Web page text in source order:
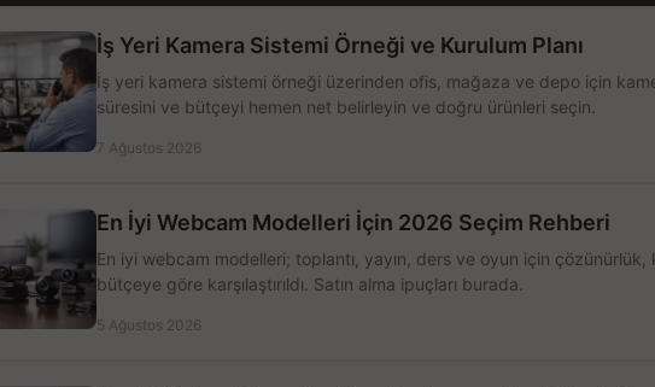
İş Yeri Kamera Sistemi Örneği ve Kurulum Planı
İş yeri kamera sistemi örneği üzerinden ofis, mağaza ve depo için
süresini ve bütçeyi hemen net belirleyin ve doğru ürünleri seçin.
7 Ağustos 2026
En İyi Webcam Modelleri İçin 2026 Seçim Rehberi
En iyi webcam modelleri; toplantı, yayın, ders ve oyun için çözünürlük,
bütçeye göre karşılaştırıldı. Satın alma ipuçları burada.
5 Ağustos 2026